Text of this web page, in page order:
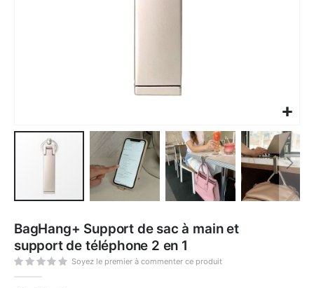
the
beginning
of
the
images
gallery
BagHang+ Support de sac à main et
support de téléphone 2 en 1
Soyez le premier à commenter ce produit